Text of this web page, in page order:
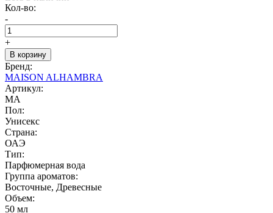
Кол-во:
-
+
В корзину
Бренд:
MAISON ALHAMBRA
Артикул:
MA
Пол:
Унисекс
Страна:
ОАЭ
Тип:
Парфюмерная вода
Группа ароматов:
Восточные, Древесные
Объем:
50 мл